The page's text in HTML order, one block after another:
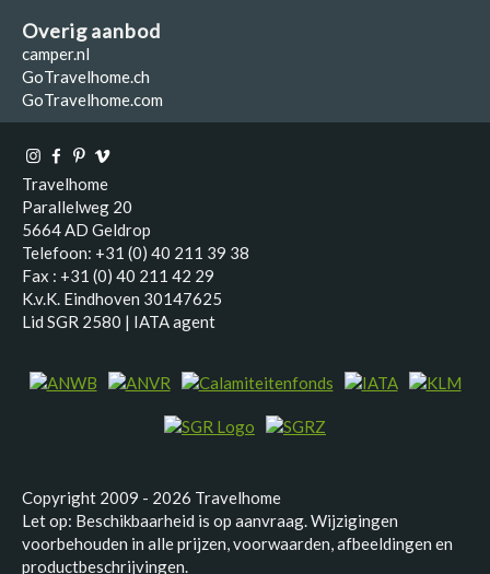
Overig aanbod
camper.nl
GoTravelhome.ch
GoTravelhome.com
Travelhome
Parallelweg 20
5664 AD Geldrop
Telefoon: +31 (0) 40 211 39 38
Fax : +31 (0) 40 211 42 29
K.v.K. Eindhoven 30147625
Lid SGR 2580 | IATA agent
Copyright 2009 - 2026 Travelhome
Let op: Beschikbaarheid is op aanvraag. Wijzigingen
voorbehouden in alle prijzen, voorwaarden, afbeeldingen en
productbeschrijvingen.